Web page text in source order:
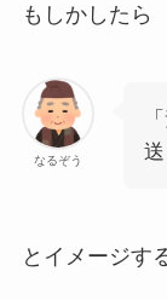
もしかしたら
なるぞう
とイメージす